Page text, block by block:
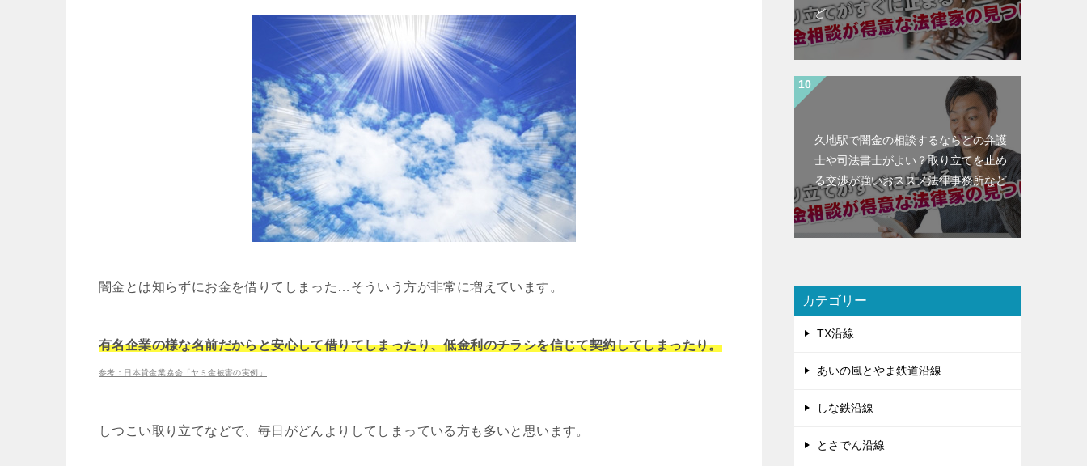
闇金とは知らずにお金を借りてしまった…そういう方が非常に増えています。
有名企業の様な名前だからと安心して借りてしまったり、低金利のチラシを信じて契約してしまったり。
参考：日本貸金業協会「ヤミ金被害の実例」
しつこい取り立てなどで、毎日がどんよりしてしまっている方も多いと思います。
ど
久地駅で闇金の相談するならどの弁護
士や司法書士がよい？取り立てを止め
る交渉が強いおススメ法律事務所など
カテゴリー
TX沿線
あいの風とやま鉄道沿線
しな鉄沿線
とさでん沿線